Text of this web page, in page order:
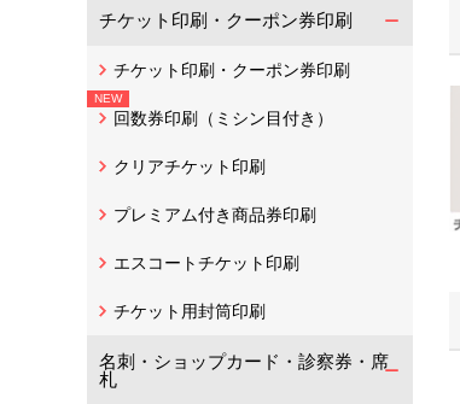
チケット印刷・クーポン券印刷
チケット印刷・クーポン券印刷
回数券印刷（ミシン目付き）
クリアチケット印刷
プレミアム付き商品券印刷
エスコートチケット印刷
チケット用封筒印刷
名刺・ショップカード・診察券・席
札